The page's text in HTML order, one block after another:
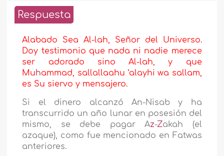
Respuesta
Alabado Sea Al-lah, Señor del Universo.
Doy testimonio que nada ni nadie merece
ser adorado sino Al-lah, y que
Muhammad, sallallaahu ‘alayhi wa sallam,
es Su siervo y mensajero.
Si el dinero alcanzó An-Nisab y ha
transcurrido un año lunar en posesión del
mismo, se debe pagar Az-Zakah (el
azaque), como fue mencionado en Fatwas
anteriores.